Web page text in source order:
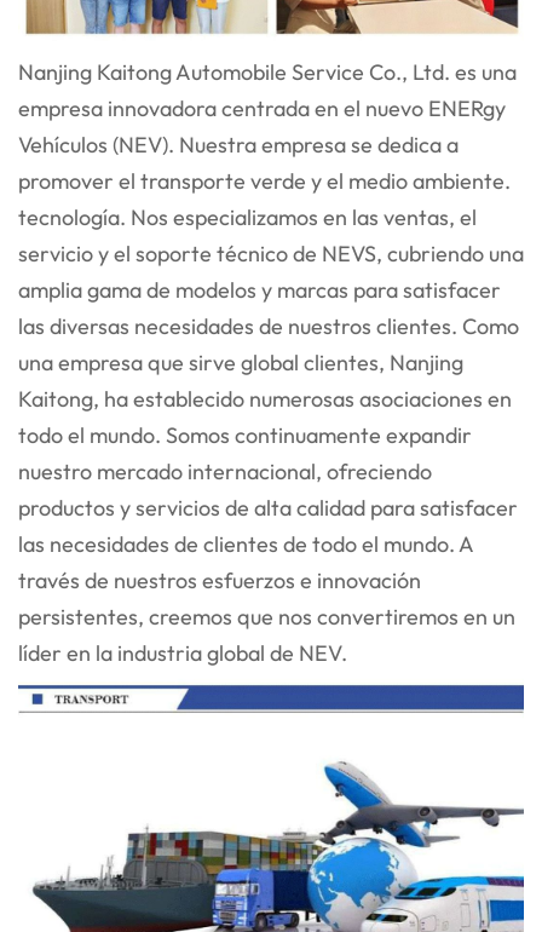
Nanjing Kaitong Automobile Service Co., Ltd. es una
empresa innovadora centrada en el nuevo ENERgy
Vehículos (NEV). Nuestra empresa se dedica a
promover el transporte verde y el medio ambiente.
tecnología. Nos especializamos en las ventas, el
servicio y el soporte técnico de NEVS, cubriendo una
amplia gamade modelos y marcas para satisfacer
las diversas necesidades de nuestros clientes. Como
una empresa que sirve global clientes, Nanjing
Kaitong, ha establecido numerosas asociaciones en
todo el mundo. Somos continuamente expandir
nuestro mercado internacional, ofreciendo
productos y servicios de alta calidad para satisfacer
las necesidades de clientes de todo el mundo. A
través de nuestros esfuerzos e innovación
persistentes, creemos que nos convertiremos en un
líder en la industria global de NEV.